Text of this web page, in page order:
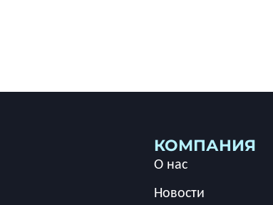
КОМПАНИЯ
О нас
Новости